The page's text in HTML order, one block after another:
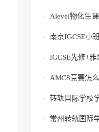
Alevel物化生
南京IGCSE小
IGCSE先修+
AMC8竞赛怎
转轨国际学校
常州转轨国际